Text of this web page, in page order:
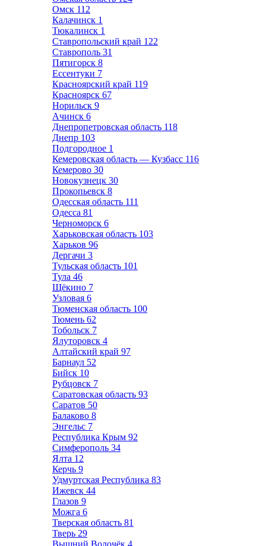
Омск 112
Калачинск 1
Тюкалинск 1
Ставропольский край 122
Ставрополь 31
Пятигорск 8
Ессентуки 7
Красноярский край 119
Красноярск 67
Норильск 9
Ачинск 6
Днепропетровская область 118
Днепр 103
Подгородное 1
Кемеровская область — Кузбасс 116
Кемерово 30
Новокузнецк 30
Прокопьевск 8
Одесская область 111
Одесса 81
Черноморск 6
Харьковская область 103
Харьков 96
Дергачи 3
Тульская область 101
Тула 46
Щёкино 7
Узловая 6
Тюменская область 100
Тюмень 62
Тобольск 7
Ялуторовск 4
Алтайский край 97
Барнаул 52
Бийск 10
Рубцовск 7
Саратовская область 93
Саратов 50
Балаково 8
Энгельс 7
Республика Крым 92
Симферополь 34
Ялта 12
Керчь 9
Удмуртская Республика 83
Ижевск 44
Глазов 9
Можга 6
Тверская область 81
Тверь 29
Вышний Волочёк 4